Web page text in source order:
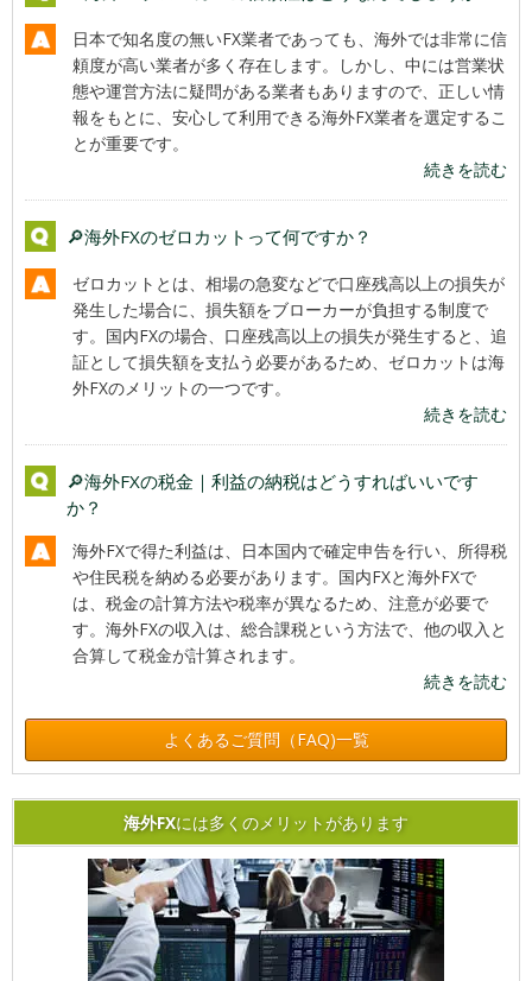
日本で知名度の無いFX業者であっても、海外では非常に信
頼度が高い業者が多く存在します。しかし、中には営業状
態や運営方法に疑問がある業者もありますので、正しい情
報をもとに、安心して利用できる海外FX業者を選定するこ
とが重要です。
続きを読む
🔎海外FXのゼロカットって何ですか？
ゼロカットとは、相場の急変などで口座残高以上の損失が
発生した場合に、損失額をブローカーが負担する制度で
す。国内FXの場合、口座残高以上の損失が発生すると、追
証として損失額を支払う必要があるため、ゼロカットは海
外FXのメリットの一つです。
続きを読む
🔎海外FXの税金｜利益の納税はどうすればいいです
か？
海外FXで得た利益は、日本国内で確定申告を行い、所得税
や住民税を納める必要があります。国内FXと海外FXで
は、税金の計算方法や税率が異なるため、注意が必要で
す。海外FXの収入は、総合課税という方法で、他の収入と
合算して税金が計算されます。
続きを読む
よくあるご質問（FAQ)一覧
海外FXには多くのメリットがあります